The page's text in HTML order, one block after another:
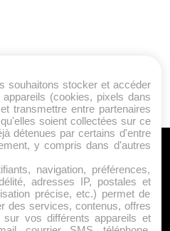
nous ?
Légales
souhaitons stocker et accéder
(cookies, pixels dans
transmettre entre partenaires
soient collectées sur ce
détenues par certains d'entre
y compris dans d'autres
navigation, préférences,
adresses IP, postales et
précise, etc.) permet de
des services, contenus, offres
vos différents appareils et